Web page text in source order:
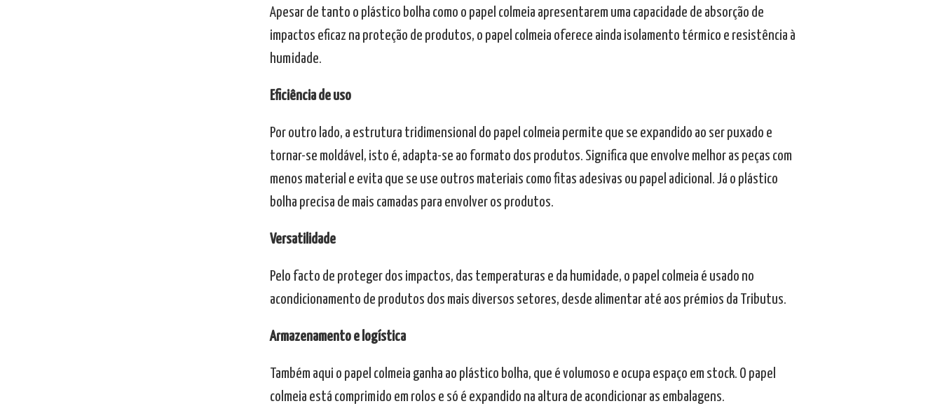
Apesar de tanto o plástico bolha como o papel colmeia apresentarem uma capacidade de absorção de
impactos eficaz na proteção de produtos, o papel colmeia oferece ainda isolamento térmico e resistência à
humidade.
Eficiência de uso
Por outro lado, a estrutura tridimensional do papel colmeia permite que se expandido ao ser puxado e
tornar-se moldável, isto é, adapta-se ao formato dos produtos. Significa que envolve melhor as peças com
menos material e evita que se use outros materiais como fitas adesivas ou papel adicional. Já o plástico
bolha precisa de mais camadas para envolver os produtos.
Versatilidade
Pelo facto de proteger dos impactos, das temperaturas e da humidade, o papel colmeia é usado no
acondicionamento de produtos dos mais diversos setores, desde alimentar até aos prémios da Tributus.
Armazenamento e logística
Também aqui o papel colmeia ganha ao plástico bolha, que é volumoso e ocupa espaço em stock. O papel
colmeia está comprimido em rolos e só é expandido na altura de acondicionar as embalagens.